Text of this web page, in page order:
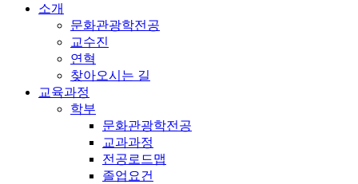
소개
문화관광학전공
교수진
연혁
찾아오시는 길
교육과정
학부
문화관광학전공
교과과정
전공로드맵
졸업요건